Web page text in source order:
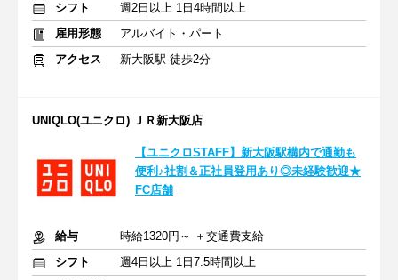
シフト
週2日以上 1日4時間以上
雇用形態
アルバイト・パート
アクセス
新大阪駅 徒歩2分
UNIQLO(ユニクロ) ＪＲ新大阪店
【ユニクロSTAFF】新大阪駅構内で通勤も
便利♪社割＆正社員登用あり◎未経験歓迎★
FC店舗
給与
時給1320円～ ＋交通費支給
シフト
週4日以上 1日7.5時間以上